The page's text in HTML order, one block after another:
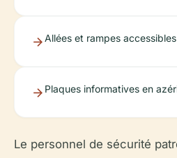
Allées et rampes
Plaques informatives en
Le personnel de sécurité